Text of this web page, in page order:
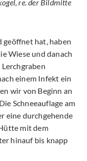
re. der Bildmitte
hat, haben
Wiese und danach
einem Infekt ein
wir von Beginn an
Schneeauflage am
eine durchgehende
mit dem
hinauf bis knapp